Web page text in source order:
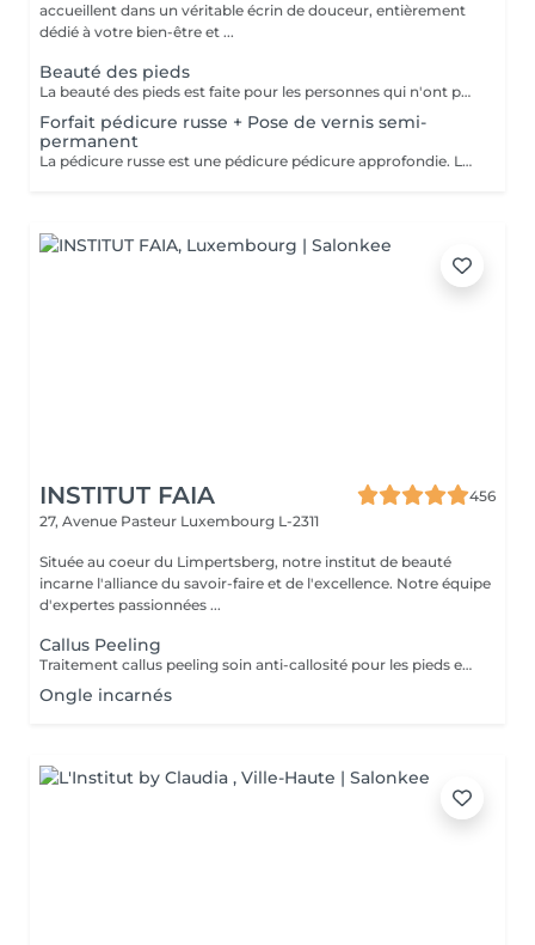
accueillent dans un véritable écrin de douceur, entièrement
dédié à votre bien-être et ...
Beauté des pieds
La beauté des pieds est faite pour les personnes qui n'ont pas de problème particulier au niveau de leur pieds. Elle comprend la pousse des cuticules, la coupe des ongles et le limage, léger ponçage de la plaque de l'ongle, et rape de la plante du pied. Pose de vernis transparent et application de crème inclues.
Forfait pédicure russe + Pose de vernis semi-
permanent
La pédicure russe est une pédicure pédicure approfondie. La durée de votre vernis permanent va durer 1 semaine de plus.
INSTITUT FAIA
456
27, Avenue Pasteur Luxembourg L-2311
Située au coeur du Limpertsberg, notre institut de beauté
incarne l'alliance du savoir-faire et de l'excellence. Notre équipe
d'expertes passionnées ...
Callus Peeling
Traitement callus peeling soin anti-callosité pour les pieds en seulement 15 minutes CALLUSPEELING permet d'éliminer facilement, sans lames ni cutters, les callosités et les fissures, donnant aux pieds une incroyable douceur et une sensation infinie de légèreté.
Ongle incarnés